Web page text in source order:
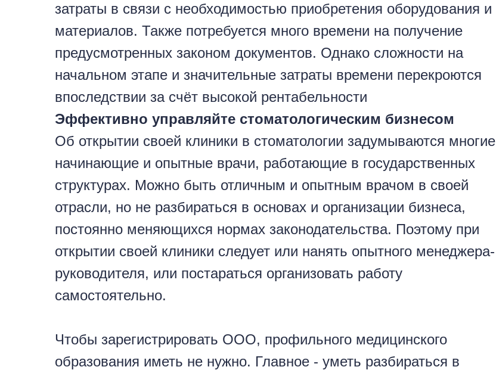
затраты в связи с необходимостью приобретения оборудования и
материалов. Также потребуется много времени на получение
предусмотренных законом документов. Однако сложности на
начальном этапе и значительные затраты времени перекроются
впоследствии за счёт высокой рентабельности
Эффективно управляйте стоматологическим бизнесом
Об открытии своей клиники в стоматологии задумываются многие
начинающие и опытные врачи, работающие в государственных
структурах. Можно быть отличным и опытным врачом в своей
отрасли, но не разбираться в основах и организации бизнеса,
постоянно меняющихся нормах законодательства. Поэтому при
открытии своей клиники следует или нанять опытного менеджера-
руководителя, или постараться организовать работу
самостоятельно.
Чтобы зарегистрировать ООО, профильного медицинского
образования иметь не нужно. Главное - уметь разбираться в